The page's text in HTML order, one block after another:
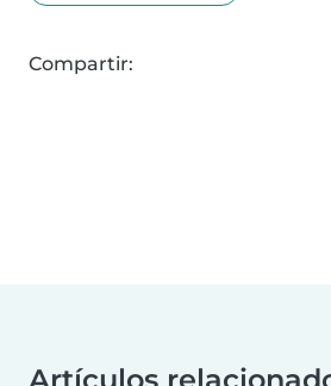
Compartir:
Artículos